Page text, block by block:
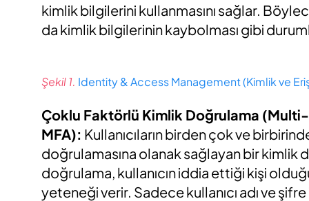
kimlik bilgilerini kullanmasını sağlar.
da kimlik bilgilerinin kaybolması gibi
Şekil 1. Identity & Access Management (Kimlik ve
Çoklu Faktörlü Kimlik Doğrulama
MFA): Kullanıcıların birden çok ve
doğrulamasına olanak sağlayan bir
doğrulama, kullanıcın iddia ettiği kişi
yeteneği verir. Sadece kullanıcı adı ve